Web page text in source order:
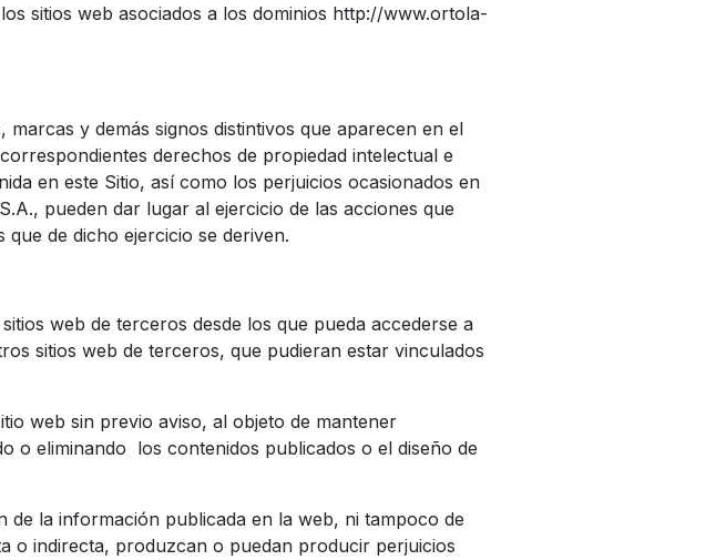
sitios web asociados a los dominios http://www.ortola-
y demás signos distintivos que aparecen en el
derechos de propiedad intelectual e
en este Sitio, así como los perjuicios ocasionados en
pueden dar lugar al ejercicio de las acciones que
de dicho ejercicio se deriven.
web de terceros desde los que pueda accederse a
sitios web de terceros, que pudieran estar vinculados
web sin previo aviso, al objeto de mantener
o eliminando los contenidos publicados o el diseño de
de la información publicada en la web, ni tampoco de
o indirecta, produzcan o puedan producir perjuicios